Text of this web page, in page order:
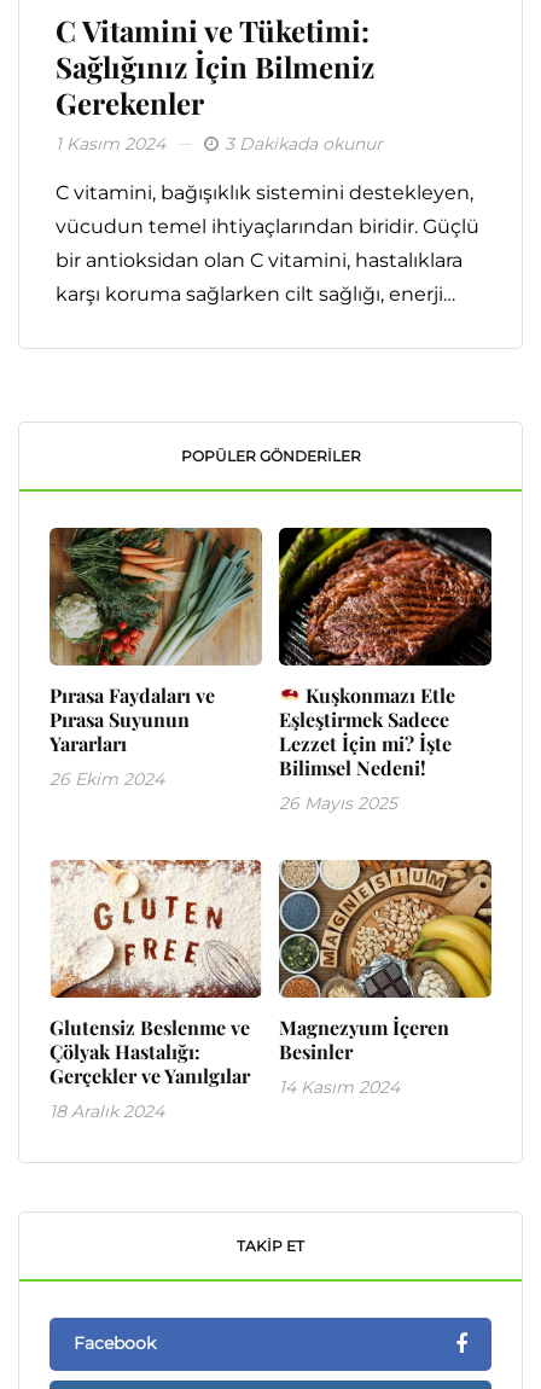
C Vitamini ve Tüketimi:
Sağlığınız İçin Bilmeniz
Gerekenler
1 Kasım 2024 3 Dakikada okunur
C vitamini, bağışıklık sistemini destekleyen,
vücudun temel ihtiyaçlarından biridir. Güçlü
bir antioksidan olan C vitamini, hastalıklara
karşı koruma sağlarken cilt sağlığı, enerji…
POPÜLER GÖNDERILER
Pırasa Faydaları ve
Pırasa Suyunun
Yararları
26 Ekim 2024
Kuşkonmazı Etle
Eşleştirmek Sadece
Lezzet İçin mi? İşte
Bilimsel Nedeni!
26 Mayıs 2025
Glutensiz Beslenme ve
Çölyak Hastalığı:
Gerçekler ve Yanılgılar
18 Aralık 2024
Magnezyum İçeren
Besinler
14 Kasım 2024
TAKIP ET
Facebook